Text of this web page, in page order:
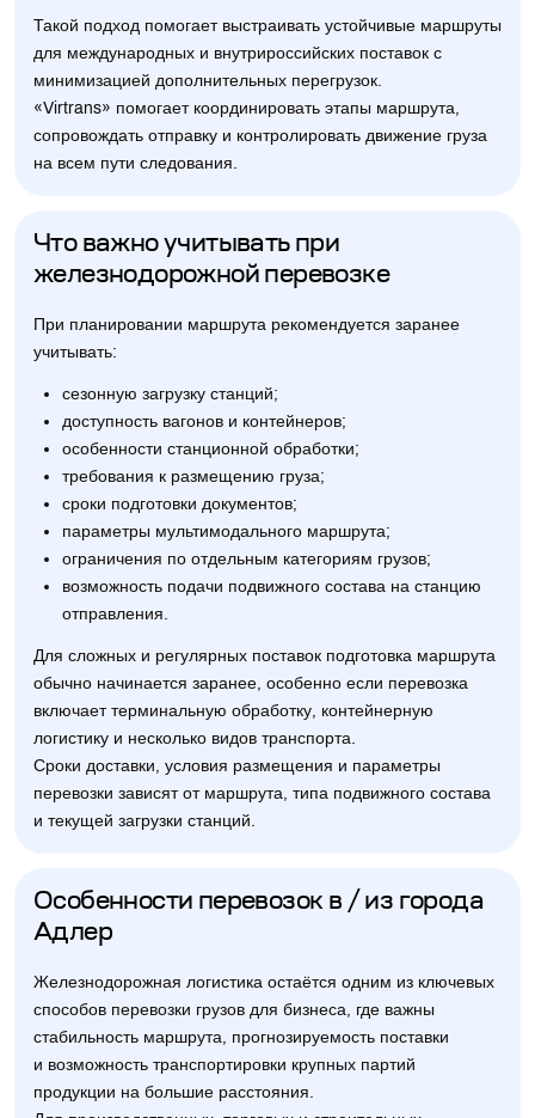
Такой подход помогает выстраивать устойчивые маршруты
для международных и внутрироссийских поставок с
минимизацией дополнительных перегрузок.
«Virtrans» помогает координировать этапы маршрута,
сопровождать отправку и контролировать движение груза
на всем пути следования.
Что важно учитывать при
железнодорожной перевозке
При планировании маршрута рекомендуется заранее
учитывать:
сезонную загрузку станций;
доступность вагонов и контейнеров;
особенности станционной обработки;
требования к размещению груза;
сроки подготовки документов;
параметры мультимодального маршрута;
ограничения по отдельным категориям грузов;
возможность подачи подвижного состава на станцию
отправления.
Для сложных и регулярных поставок подготовка маршрута
обычно начинается заранее, особенно если перевозка
включает терминальную обработку, контейнерную
логистику и несколько видов транспорта.
Сроки доставки, условия размещения и параметры
перевозки зависят от маршрута, типа подвижного состава
и текущей загрузки станций.
Особенности перевозок в / из города
Адлер
Железнодорожная логистика остаётся одним из ключевых
способов перевозки грузов для бизнеса, где важны
стабильность маршрута, прогнозируемость поставки
и возможность транспортировки крупных партий
продукции на большие расстояния.